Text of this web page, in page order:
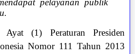
pelayanan publik
Ayat (1) Peraturan Presiden
Nomor 111 Tahun 2013